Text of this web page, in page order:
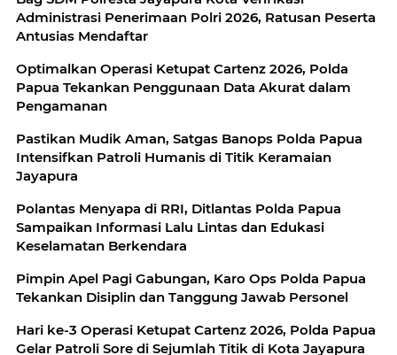
Administrasi Penerimaan Polri 2026, Ratusan Peserta
Antusias Mendaftar
Optimalkan Operasi Ketupat Cartenz 2026, Polda
Papua Tekankan Penggunaan Data Akurat dalam
Pengamanan
Pastikan Mudik Aman, Satgas Banops Polda Papua
Intensifkan Patroli Humanis di Titik Keramaian
Jayapura
Polantas Menyapa di RRI, Ditlantas Polda Papua
Sampaikan Informasi Lalu Lintas dan Edukasi
Keselamatan Berkendara
Pimpin Apel Pagi Gabungan, Karo Ops Polda Papua
Tekankan Disiplin dan Tanggung Jawab Personel
Hari ke-3 Operasi Ketupat Cartenz 2026, Polda Papua
Gelar Patroli Sore di Sejumlah Titik di Kota Jayapura